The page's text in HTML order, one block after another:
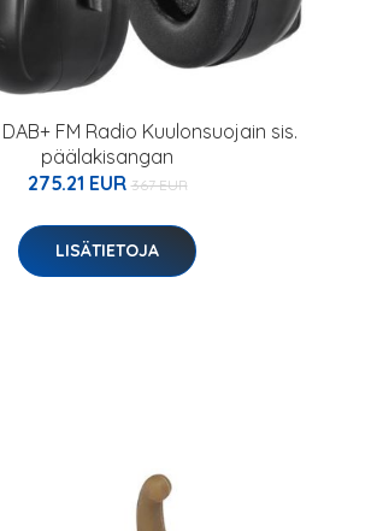
FM Radio Kuulonsuojain sis.
päälakisangan
275.21 EUR 367 EUR
LISÄTIETOJA